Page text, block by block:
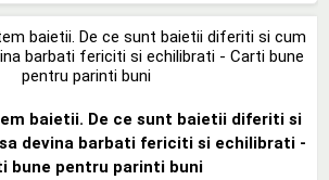
baietii. De ce sunt baietii diferiti si
devina barbati fericiti si echilibrati -
bune pentru parinti buni